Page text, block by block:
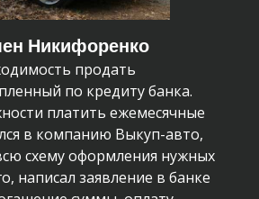
Никифоренко
продать
по кредиту банка.
платить ежемесячные
в компанию Выкуп-авто,
схему оформления нужных
написал заявление в банке